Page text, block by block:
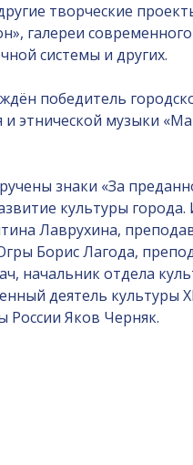
творческие
галереи
системы и других.
победитель
этнической музыки
знаки «За
культуры
Лаврухина,
Борис Лагода,
начальник отдела
деятель
России Яков Черняк.